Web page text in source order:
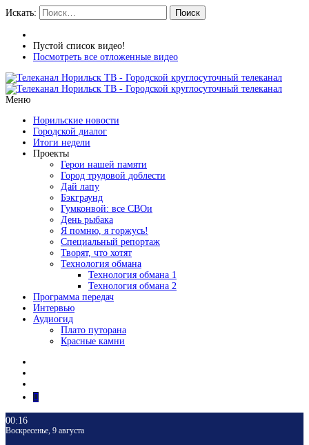
Искать: Поиск
Пустой список видео!
Посмотреть все отложенные видео
Меню
Норильские новости
Городской диалог
Итоги недели
Проекты
Герои нашей памяти
Город трудовой доблести
Дай лапу
Бэкграунд
Гумконвой: все СВОи
День рыбака
Я помню, я горжусь!
Специальный репортаж
Творят, что хотят
Технология обмана
Технология обмана 1
Технология обмана 2
Программа передач
Интервью
Аудиогид
Плато путорана
Красные камни
00:16
Воскресенье, 9 августа